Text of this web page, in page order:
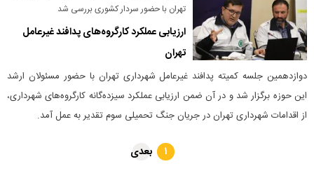
تهران با حضور سردار کشوری بررسی شد
ارزیابی عملکرد کارگروه‌های پدافند غیرعامل
تهران
دوازدهمین جلسه کمیته پدافند غیرعامل شهرداری تهران با حضور مسئولان ارشد
این حوزه برگزار شد و در آن ضمن ارزیابی عملکرد سیزده‌گانه کارگروه‌های شهرداری،
از اقدامات شهرداری تهران در جریان جنگ تحمیلی سوم تقدیر به عمل آمد.
۱ بعدی